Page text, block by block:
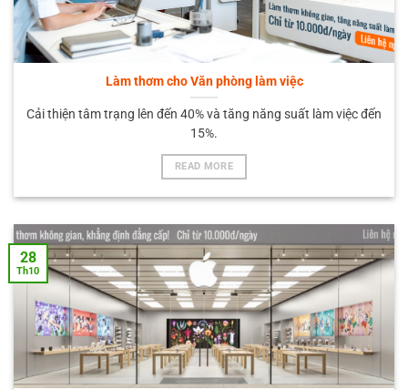
Làm thơm cho Văn phòng làm việc
Cải thiện tâm trạng lên đến 40% và tăng năng suất làm việc đến
15%.
READ MORE
28
Th10